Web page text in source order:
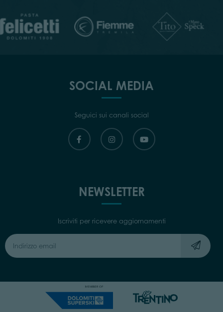
SOCIAL MEDIA
Seguici sui canali social
NEWSLETTER
Iscriviti per ricevere aggiornamenti